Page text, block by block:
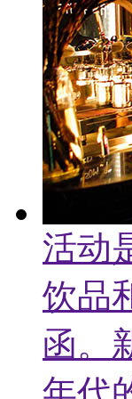
活动
饮品
函。